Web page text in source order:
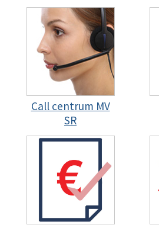
Call centrum MV
SR